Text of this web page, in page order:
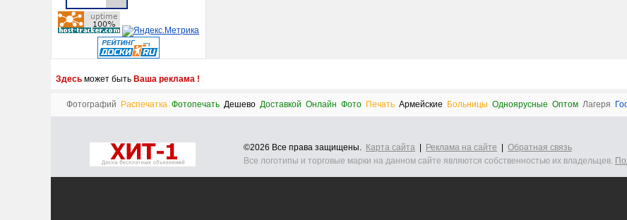
Здесь может быть Ваша реклама !
Фотографий Распечатка Фотопечать Дешево Доставкой Онлайн Фото Печать Армейские Больницы Одноярусные Оптом Лагеря
©2026 Все права защищены. Карта сайта Реклама на сайте
Обратная связь
Все логотипы и торговые марки на данном сайте являются собственностью их владельцев.